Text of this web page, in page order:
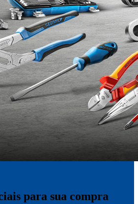
para sua compra